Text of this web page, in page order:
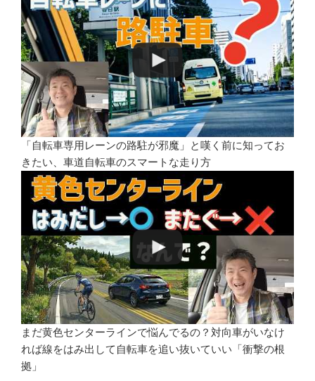
「自転車専用レーンの路駐が邪魔」と嘆く前に知ってお
きたい、車道自転車のスマートな走り方
まだ黄色センターラインで悩んでるの？対向車がいなけ
れば線をはみ出して自転車を追い抜いていい「衝撃の根
拠」